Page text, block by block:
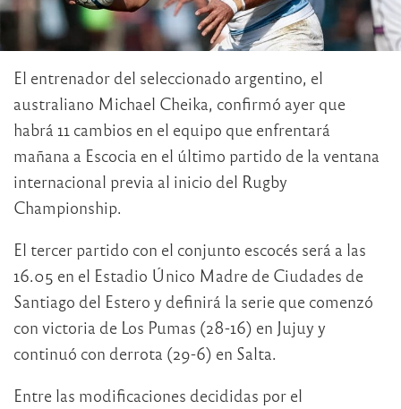
El entrenador del seleccionado argentino, el
australiano Michael Cheika, confirmó ayer que
habrá 11 cambios en el equipo que enfrentará
mañana a Escocia en el último partido de la ventana
internacional previa al inicio del Rugby
Championship.
El tercer partido con el conjunto escocés será a las
16.05 en el Estadio Único Madre de Ciudades de
Santiago del Estero y definirá la serie que comenzó
con victoria de Los Pumas (28-16) en Jujuy y
continuó con derrota (29-6) en Salta.
Entre las modificaciones decididas por el